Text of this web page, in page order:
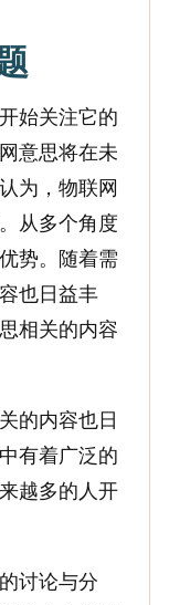
始关注它的
意思将在未
为，物联网
从多个角度
势。随着需
也日益丰
相关的内容
的内容也日
有着广泛的
越多的人开
讨论与分